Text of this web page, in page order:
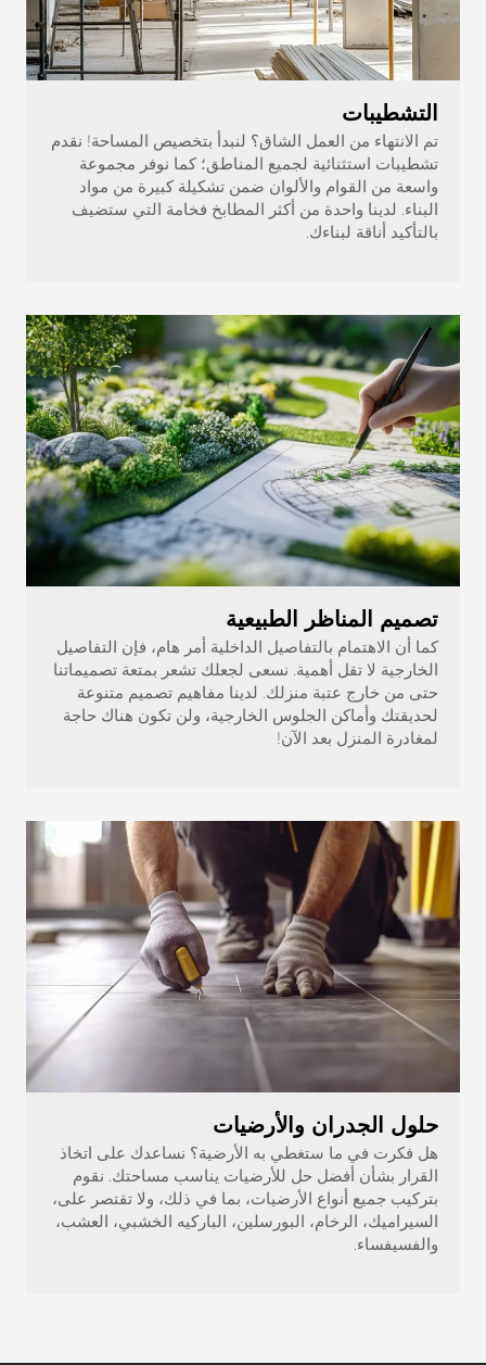
التشطيبات
تم الانتهاء من العمل الشاق؟ لنبدأ بتخصيص المساحة! نقدم
تشطيبات استثنائية لجميع المناطق؛ كما نوفر مجموعة
واسعة من القوام والألوان ضمن تشكيلة كبيرة من مواد
البناء. لدينا واحدة من أكثر المطابخ فخامة التي ستضيف
بالتأكيد أناقة لبناءك.
تصميم المناظر الطبيعية
كما أن الاهتمام بالتفاصيل الداخلية أمر هام، فإن التفاصيل
الخارجية لا تقل أهمية. نسعى لجعلك تشعر بمتعة تصميماتنا
حتى من خارج عتبة منزلك. لدينا مفاهيم تصميم متنوعة
لحديقتك وأماكن الجلوس الخارجية، ولن تكون هناك حاجة
لمغادرة المنزل بعد الآن!
حلول الجدران والأرضيات
هل فكرت في ما ستغطي به الأرضية؟ نساعدك على اتخاذ
القرار بشأن أفضل حل للأرضيات يناسب مساحتك. نقوم
بتركيب جميع أنواع الأرضيات، بما في ذلك، ولا تقتصر على،
السيراميك، الرخام، البورسلين، الباركيه الخشبي، العشب،
والفسيفساء.